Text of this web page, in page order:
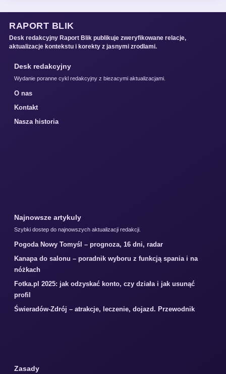
RAPORT BLIK
Desk redakcyjny Raport Blik publikuje zweryfikowane relacje,
aktualizacje kontekstu i korekty z jasnymi zrodlami.
Desk redakcyjny
Wydanie poranne cykl redakcyjny z biezacymi aktualizacjami.
O nas
Kontakt
Nasza historia
Najnowsze artykuly
Szybki dostep do najnowszych aktualizacji redakcji.
Pogoda Nowy Tomyśl – prognoza, 16 dni, radar
Kanapa do salonu – poradnik wyboru z funkcją spania i na
nóżkach
Fotka.pl 2025: jak odzyskać konto, czy działa i jak usunąć
profil
Świeradów-Zdrój – atrakcje, leczenie, dojazd. Przewodnik
Zasady